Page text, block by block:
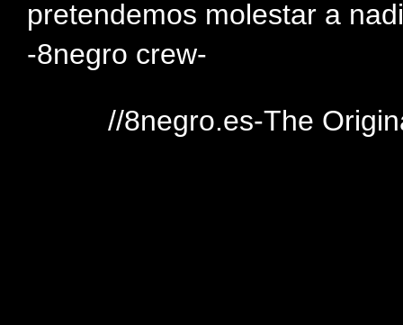
pretendemos molestar a
-8negro crew-
//8negro.es-The